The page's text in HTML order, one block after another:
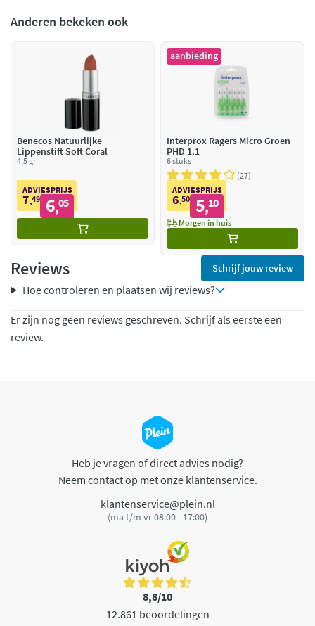
Anderen bekeken ook
Benecos Natuurlijke
Lippenstift Soft Coral
4,5 gr
ADVIESPRIJS
7,49 6,05
aanbieding
Interprox Ragers Micro Groen
PHD 1.1
6 stuks
27
ADVIESPRIJS
6,50 5,10
Morgen in huis
Reviews Schrijf jouw review
Hoe controleren en plaatsen wij reviews?
Er zijn nog geen reviews geschreven. Schrijf als eerste een
review.
Heb je vragen of direct advies nodig?
Neem contact op met onze klantenservice.
klantenservice@plein.nl
(ma t/m vr 08:00 - 17:00)
8,8/10
12.861 beoordelingen